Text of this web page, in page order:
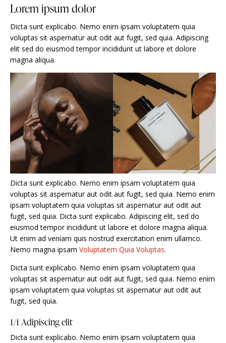
Lorem ipsum dolor
Dicta sunt explicabo. Nemo enim ipsam voluptatem quia
voluptas sit aspernatur aut odit aut fugit, sed quia. Adipiscing
elit sed do eiusmod tempor incididunt ut labore et dolore
magna aliqua.
Dicta sunt explicabo. Nemo enim ipsam voluptatem quia
voluptas sit aspernatur aut odit aut fugit, sed quia. Nemo enim
ipsam voluptatem quia voluptas sit aspernatur aut odit aut
fugit, sed quia. Dicta sunt explicabo. Adipiscing elit, sed do
eiusmod tempor incididunt ut labore et dolore magna aliqua.
Ut enim ad veniam quis nostrud exercitation enim ullamco.
Nemo magna ipsam Voluptatem Quia Voluptas.
Dicta sunt explicabo. Nemo enim ipsam voluptatem quia
voluptas sit aspernatur aut odit aut fugit, sed quia. Nemo enim
ipsam voluptatem quia voluptas sit aspernatur aut odit aut
fugit, sed quia.
1/1 Adipiscing elit
Dicta sunt explicabo. Nemo enim ipsam voluptatem quia